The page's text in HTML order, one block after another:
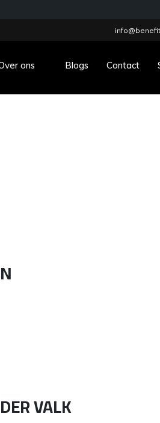
ons Blogs Contact
VALK